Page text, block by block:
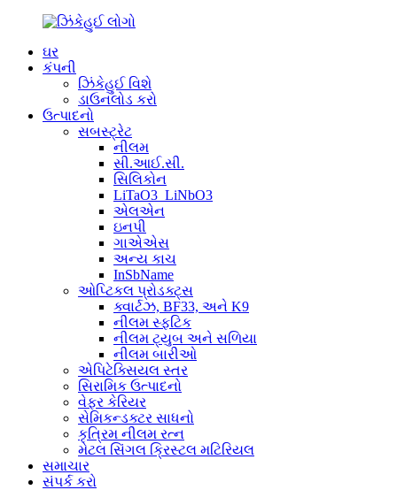
ઘર
કંપની
ઝિંકેહુઈ વિશે
ડાઉનલોડ કરો
ઉત્પાદનો
સબસ્ટ્રેટ
નીલમ
સી.આઈ.સી.
સિલિકોન
LiTaO3_LiNbO3
એલએન
ઇનપી
ગાએએસ
અન્ય કાચ
InSbName
ઓપ્ટિકલ પ્રોડક્ટ્સ
ક્વાર્ટઝ, BF33, અને K9
નીલમ સ્ફટિક
નીલમ ટ્યુબ અને સળિયા
નીલમ બારીઓ
એપિટેક્સિયલ સ્તર
સિરામિક ઉત્પાદનો
વેફર કેરિયર
સેમિકન્ડક્ટર સાધનો
કૃત્રિમ નીલમ રત્ન
મેટલ સિંગલ ક્રિસ્ટલ મટિરિયલ
સમાચાર
સંપર્ક કરો